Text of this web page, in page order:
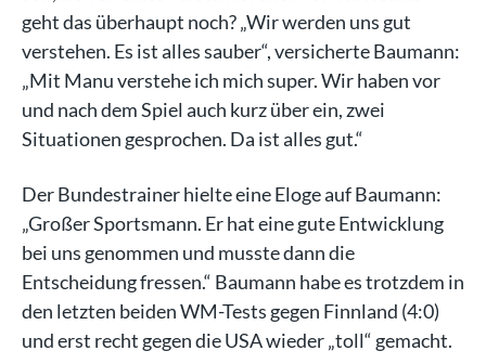
geht das überhaupt noch? „Wir werden uns gut
verstehen. Es ist alles sauber“, versicherte Baumann:
„Mit Manu verstehe ich mich super. Wir haben vor
und nach dem Spiel auch kurz über ein, zwei
Situationen gesprochen. Da ist alles gut.“
Der Bundestrainer hielte eine Eloge auf Baumann:
„Großer Sportsmann. Er hat eine gute Entwicklung
bei uns genommen und musste dann die
Entscheidung fressen.“ Baumann habe es trotzdem in
den letzten beiden WM-Tests gegen Finnland (4:0)
und erst recht gegen die USA wieder „toll“ gemacht.